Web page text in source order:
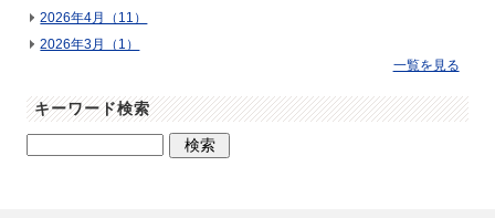
2026年4月（11）
2026年3月（1）
一覧を見る
キーワード検索